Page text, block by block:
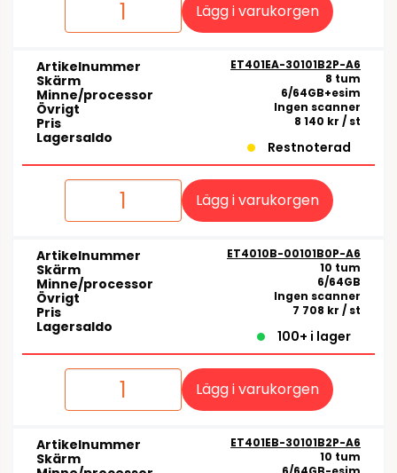
Lägg i varukorgen
Artikelnummer ET401EA-30101B2P-A6
Skärm 8 tum
Minne/processor 6/64GB+esim
Övrigt Ingen scanner
Pris 8 140 kr / st
Lagersaldo
Restnoterad
Lägg i varukorgen
Artikelnummer ET4010B-00101B0P-A6
Skärm 10 tum
Minne/processor 6/64GB
Övrigt Ingen scanner
Pris 7 708 kr / st
Lagersaldo
100+ i lager
Lägg i varukorgen
Artikelnummer ET401EB-30101B2P-A6
Skärm 10 tum